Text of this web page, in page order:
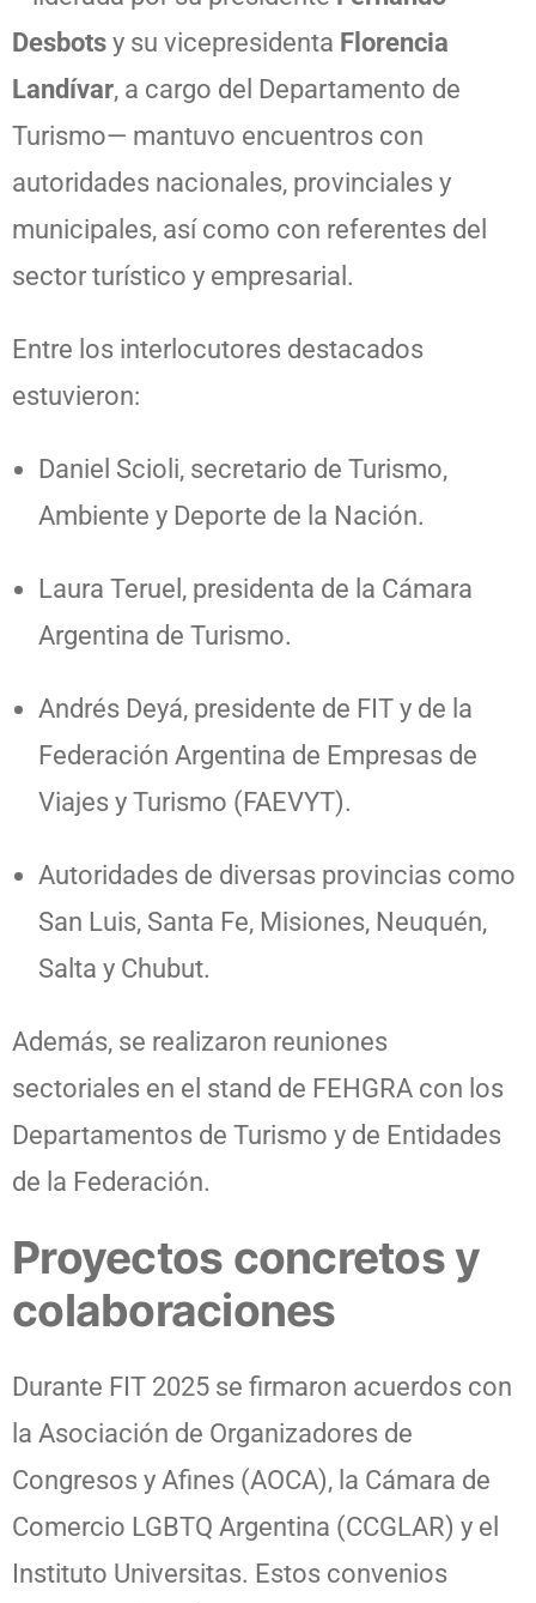
Desbots y su vicepresidenta Florencia
Landívar, a cargo del Departamento de
Turismo— mantuvo encuentros con
autoridades nacionales, provinciales y
municipales, así como con referentes del
sector turístico y empresarial.
Entre los interlocutores destacados
estuvieron:
Daniel Scioli, secretario de Turismo,
Ambiente y Deporte de la Nación.
Laura Teruel, presidenta de la Cámara
Argentina de Turismo.
Andrés Deyá, presidente de FIT y de la
Federación Argentina de Empresas de
Viajes y Turismo (FAEVYT).
Autoridades de diversas provincias como
San Luis, Santa Fe, Misiones, Neuquén,
Salta y Chubut.
Además, se realizaron reuniones
sectoriales en el stand de FEHGRA con los
Departamentos de Turismo y de Entidades
de la Federación.
Proyectos concretos y
colaboraciones
Durante FIT 2025 se firmaron acuerdos con
la Asociación de Organizadores de
Congresos y Afines (AOCA), la Cámara de
Comercio LGBTQ Argentina (CCGLAR) y el
Instituto Universitas. Estos convenios